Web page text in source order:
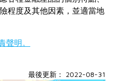
程度及其他因素，並適當地
聲明。
最後更新： 2022-08-31